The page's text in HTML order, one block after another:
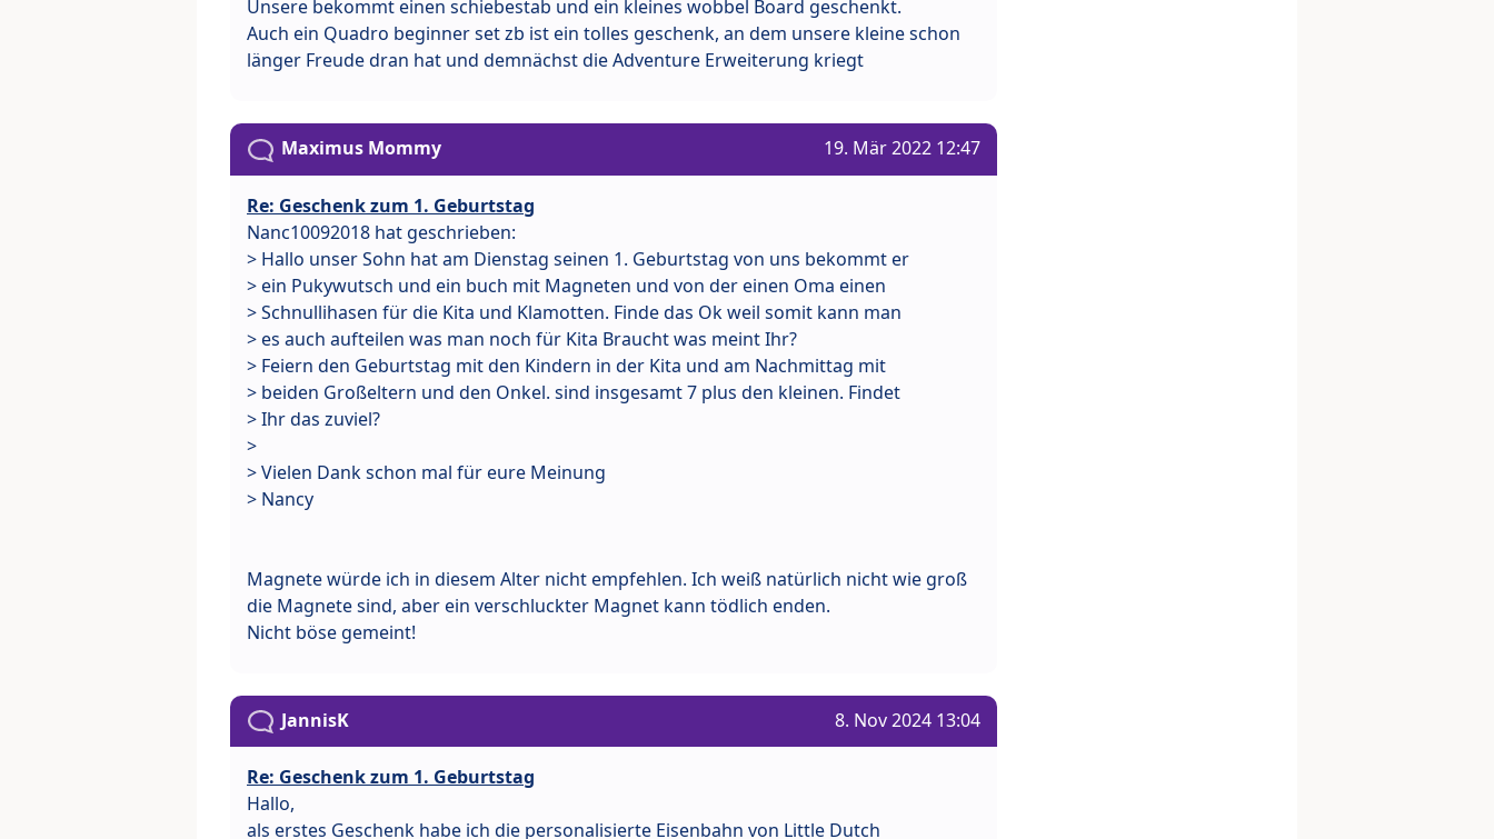
Unsere bekommt einen schiebestab und ein kleines wobbel Board geschenkt.
Auch ein Quadro beginner set zb ist ein tolles geschenk, an dem unsere kleine schon
länger Freude dran hat und demnächst die Adventure Erweiterung kriegt
Maximus Mommy 19. Mär 2022 12:47
Re: Geschenk zum 1. Geburtstag
Nanc10092018 hat geschrieben:
> Hallo unser Sohn hat am Dienstag seinen 1. Geburtstag von uns bekommt er
> ein Pukywutsch und ein buch mit Magneten und von der einen Oma einen
> Schnullihasen für die Kita und Klamotten. Finde das Ok weil somit kann man
> es auch aufteilen was man noch für Kita Braucht was meint Ihr?
> Feiern den Geburtstag mit den Kindern in der Kita und am Nachmittag mit
> beiden Großeltern und den Onkel. sind insgesamt 7 plus den kleinen. Findet
> Ihr das zuviel?
>
> Vielen Dank schon mal für eure Meinung
> Nancy
Magnete würde ich in diesem Alter nicht empfehlen. Ich weiß natürlich nicht wie groß
die Magnete sind, aber ein verschluckter Magnet kann tödlich enden.
Nicht böse gemeint!
JannisK 8. Nov 2024 13:04
Re: Geschenk zum 1. Geburtstag
Hallo,
als erstes Geschenk habe ich die personalisierte Eisenbahn von Little Dutch